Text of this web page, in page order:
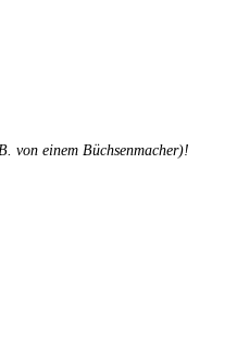
von einem Büchsenmacher)!